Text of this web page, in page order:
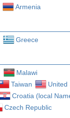
Armenia
Greece
Malawi
Taiwan
United
Croatia (local
Czech Republic